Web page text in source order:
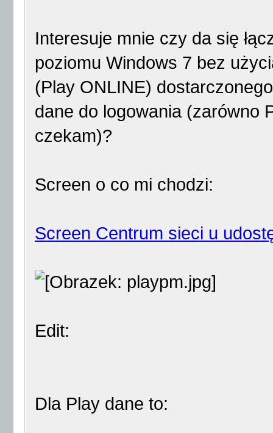
Interesuje mnie czy da się
poziomu Windows 7 bez
(Play ONLINE)
dane do logowania (zarówno
czekam)?
Screen o co mi chodzi:
Screen Centrum sieci u
Edit:
Dla Play dane to: